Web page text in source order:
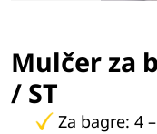
Mulčer za
/ ST
Za bagre: 4